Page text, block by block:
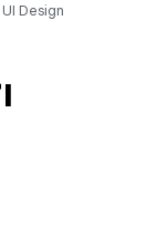
UI Design